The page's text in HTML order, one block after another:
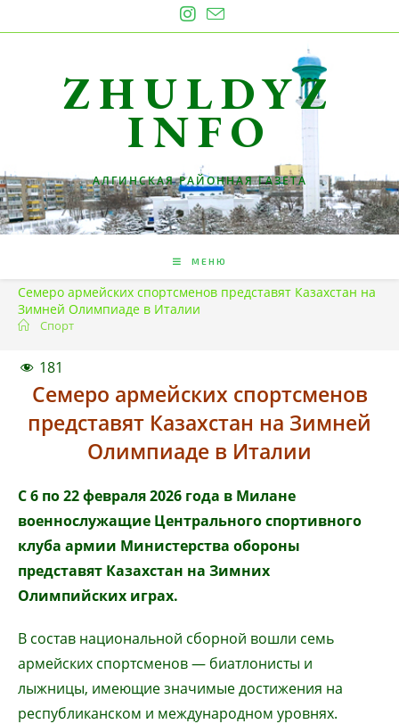
к
ZHULDYZ
INFO
АЛГИНСКАЯ РАЙОННАЯ ГАЗЕТА
МЕНЮ
Семеро армейских спортсменов представят Казахстан на
Зимней Олимпиаде в Италии
Спорт
181
Семеро армейских спортсменов
представят Казахстан на Зимней
Олимпиаде в Италии
С 6 по 22 февраля 2026 года в Милане
военнослужащие Центрального спортивного
клуба армии Министерства обороны
представят Казахстан на Зимних
Олимпийских играх.
В состав национальной сборной вошли семь
армейских спортсменов — биатлонисты и
лыжницы, имеющие значимые достижения на
республиканском и международном уровнях.